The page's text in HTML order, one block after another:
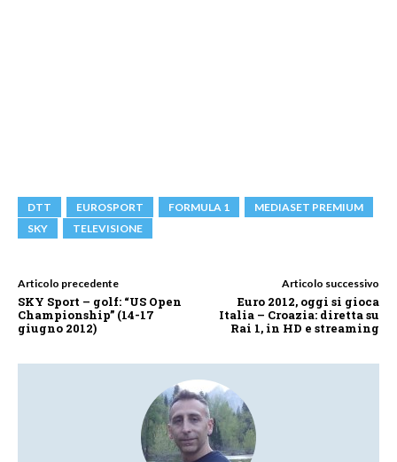
DTT EUROSPORT FORMULA 1
MEDIASET PREMIUM
SKY
TELEVISIONE
Articolo precedente
SKY Sport – golf: “US Open
Championship” (14-17
giugno 2012)
Articolo successivo
Euro 2012, oggi si gioca
Italia – Croazia: diretta su
Rai 1, in HD e streaming